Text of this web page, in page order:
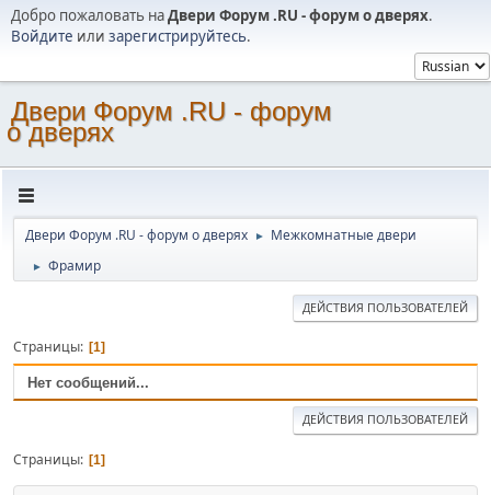
Добро пожаловать наДвери Форум .RU - форум о дверях.
Войдите или зарегистрируйтесь.
Двери Форум .RU - форум
о дверях
Двери Форум .RU - форум о дверях ► Межкомнатные двери
► Фрамир
ДЕЙСТВИЯ ПОЛЬЗОВАТЕЛЕЙ
Страницы 1
Нет сообщений...
ДЕЙСТВИЯ ПОЛЬЗОВАТЕЛЕЙ
Страницы 1